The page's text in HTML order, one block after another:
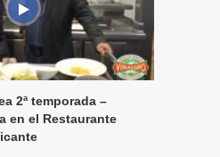
2ª temporada –
en el Restaurante